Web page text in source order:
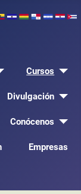
Cursos
Divulgación
Conócenos
Empresas